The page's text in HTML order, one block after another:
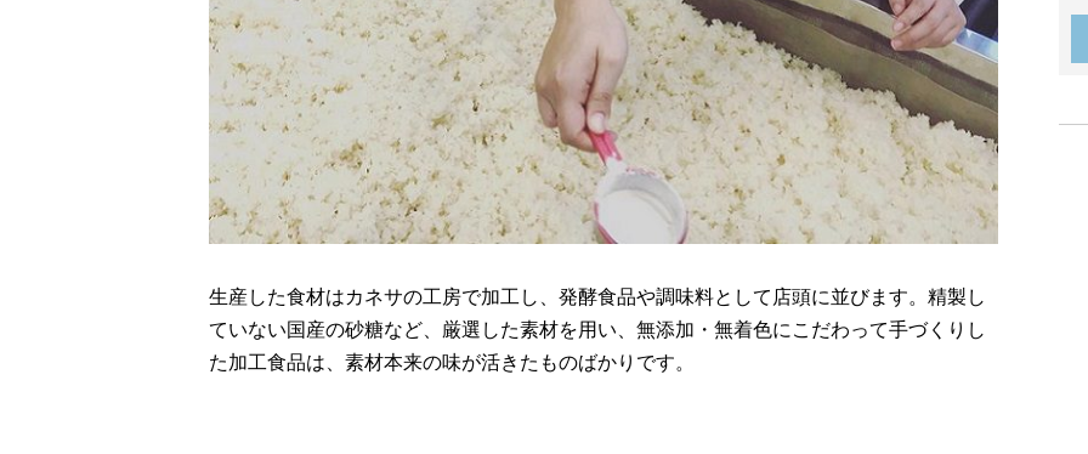
生産した食材はカネサの工房で加工し、発酵食品や調味料として店頭に並びます。精製し
ていない国産の砂糖など、厳選した素材を用い、無添加・無着色にこだわって手づくりし
た加工食品は、素材本来の味が活きたものばかりです。